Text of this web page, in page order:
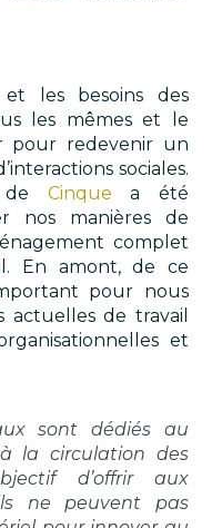
les besoins des
les mêmes et le
pour redevenir un
sociales.
de Cinque a été
nos manières de
complet
En amont, de ce
pour nous
actuelles de travail
et
sont dédiés au
la circulation des
d’offrir aux
ne peuvent pas